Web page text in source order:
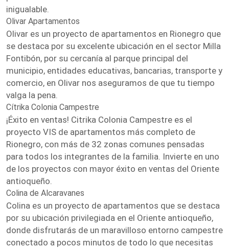
inigualable.
Olivar Apartamentos
Olivar es un proyecto de apartamentos en Rionegro que
se destaca por su excelente ubicación en el sector Milla
Fontibón, por su cercanía al parque principal del
municipio, entidades educativas, bancarias, transporte y
comercio, en Olivar nos aseguramos de que tu tiempo
valga la pena.
Cítrika Colonia Campestre
¡Éxito en ventas! Citrika Colonia Campestre es el
proyecto VIS de apartamentos más completo de
Rionegro, con más de 32 zonas comunes pensadas
para todos los integrantes de la familia. Invierte en uno
de los proyectos con mayor éxito en ventas del Oriente
antioqueño.
Colina de Alcaravanes
Colina es un proyecto de apartamentos que se destaca
por su ubicación privilegiada en el Oriente antioqueño,
donde disfrutarás de un maravilloso entorno campestre
conectado a pocos minutos de todo lo que necesitas